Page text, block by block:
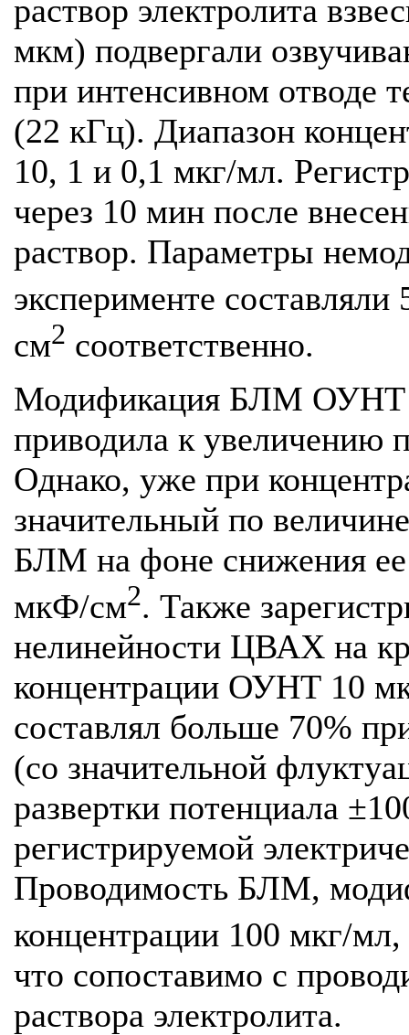
раствор электролита
мкм) подвергали
при интенсивном
(22 кГц). Диапазон
10, 1 и 0,1 мкг/мл.
через 10 мин после
раствор. Параметры
эксперименте
см2 соответственно.
Модификация БЛМ ОУНТ
приводила к увеличению
Однако, уже при
значительный по
БЛМ на фоне снижения ее
мкФ/см2. Также
нелинейности ЦВАХ на
концентрации ОУНТ 10
составлял больше 70%
(со значительной
развертки потенциала
регистрируемой
Проводимость БЛМ,
концентрации 100 мкг/
что сопоставимо с
раствора электролита.